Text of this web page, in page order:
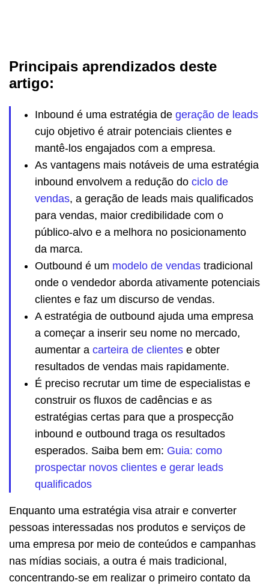
Principais aprendizados deste
artigo:
Inbound é uma estratégia de geração de leads
cujo objetivo é atrair potenciais clientes e
mantê-los engajados com a empresa.
As vantagens mais notáveis de uma estratégia
inbound envolvem a redução do ciclo de
vendas, a geração de leads mais qualificados
para vendas, maior credibilidade com o
público-alvo e a melhora no posicionamento
da marca.
Outbound é um modelo de vendas tradicional
onde o vendedor aborda ativamente potenciais
clientes e faz um discurso de vendas.
A estratégia de outbound ajuda uma empresa
a começar a inserir seu nome no mercado,
aumentar a carteira de clientes e obter
resultados de vendas mais rapidamente.
É preciso recrutar um time de especialistas e
construir os fluxos de cadências e as
estratégias certas para que a prospecção
inbound e outbound traga os resultados
esperados. Saiba bem em: Guia: como
prospectar novos clientes e gerar leads
qualificados
Enquanto uma estratégia visa atrair e converter
pessoas interessadas nos produtos e serviços de
uma empresa por meio de conteúdos e campanhas
nas mídias sociais, a outra é mais tradicional,
concentrando-se em realizar o primeiro contato da